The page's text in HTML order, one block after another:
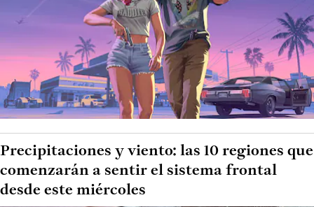
Precipitaciones y viento: las 10 regiones que
comenzarán a sentir el sistema frontal
desde este miércoles